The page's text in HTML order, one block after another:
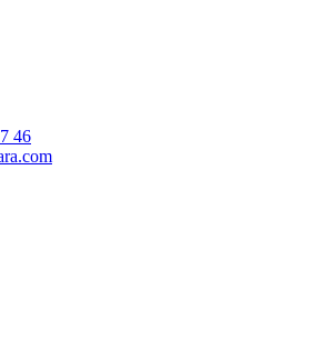
46